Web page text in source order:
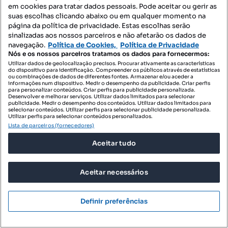
14,74 €/m²
Apartamento T2 Mobiliado na Rua Miguel Torga
em cookies para tratar dados pessoais. Pode aceitar ou gerir as
suas escolhas clicando abaixo ou em qualquer momento na
página da política de privacidade. Estas escolhas serão
sinalizadas aos nossos parceiros e não afetarão os dados de
navegação. Política de Cookies, Política de Privacidade
Nós e os nossos parceiros tratamos os dados para fornecermos:
Utilizar dados de geolocalização precisos. Procurar ativamente as características
do dispositivo para identificação. Compreender os públicos através de estatísticas
ou combinações de dados de diferentes fontes. Armazenar e/ou aceder a
informações num dispositivo. Medir o desempenho da publicidade. Criar perfis
para personalizar conteúdos. Criar perfis para publicidade personalizada.
Desenvolver e melhorar serviços. Utilizar dados limitados para selecionar
publicidade. Medir o desempenho dos conteúdos. Utilizar dados limitados para
selecionar conteúdos. Utilizar perfis para selecionar publicidade personalizada.
Utilizar perfis para selecionar conteúdos personalizados.
Lista de parceiros (fornecedores)
Aceitar tudo
Aceitar necessários
Definir preferências